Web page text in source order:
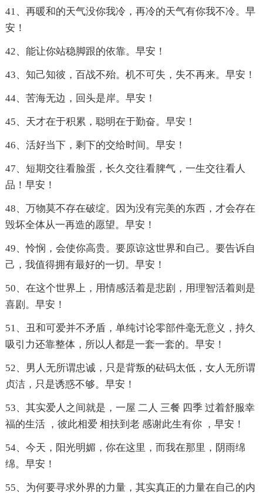
41、再暖和的天气没你我冷，再冷的天气有你我不冷。早
安！
42、能让你站稳脚跟的依靠。早安！
43、知己知彼，百战不殆。机不可失，失不再来。早安！
44、苦海无边，回头是岸。早安！
45、天才在于积累，聪明在于勤奋。早安！
46、活好当下，剩下的交给时间。早安！
47、短期交往看脸蛋，长久交往看脾气，一生交往看人
品！早安！
48、万物莫不存在破绽。因为没有完美的东西，才会存在
毁坏全体从一再造的愿望。早安！
49、怜悯，会使你高贵。要原谅这世界和自己。要告诉自
己，我值得拥有最好的一切。早安！
50、在这个世界上，用情感活着是悲剧，用理智活着则是
喜剧。早安！
51、丑和可爱并不矛盾，单纯讨论零部件毫无意义，持久
吸引力还靠整体，所以人都是一套一套的。早安！
52、男人无所谓忠诚，只是背叛的砝码太低，女人无所谓
贞洁，只是诱惑不够。早安！
53、其实爱人之间就是，一屋 二人 三餐 四季 过着舒服幸
福的生活 ，彼此相爱 相扶到老 感谢此生有你 ，早安！
54、今天，阳光明媚，你在这里，而我在那里，阴雨绵
绵。早安！
55、为何要寻求外界的力量，其实真正的力量在自己的内